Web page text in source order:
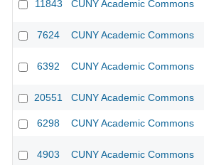
11843 CUNY Academic Commons
7624 CUNY Academic Commons
6392 CUNY Academic Commons
20551 CUNY Academic Commons
6298 CUNY Academic Commons
4903 CUNY Academic Commons